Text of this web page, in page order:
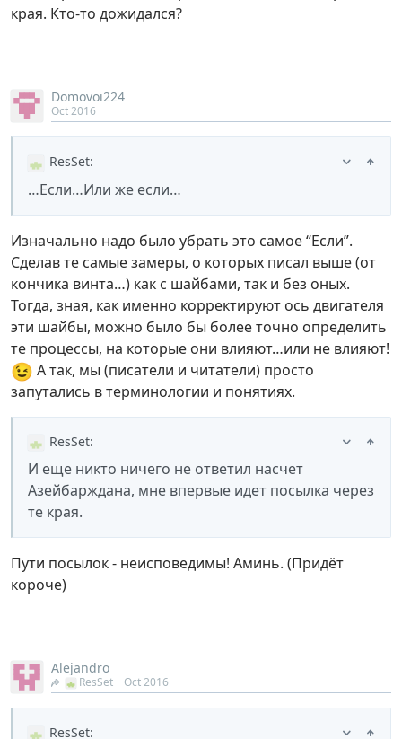
края. Кто-то дожидался?
Domovoi224
Oct 2016
ResSet:
…Если…Или же если…
Изначально надо было убрать это самое “Если”.
Сделав те самые замеры, о которых писал выше (от
кончика винта…) как с шайбами, так и без оных.
Тогда, зная, как именно корректируют ось двигателя
эти шайбы, можно было бы более точно определить
те процессы, на которые они влияют…или не влияют!
😉 А так, мы (писатели и читатели) просто
запутались в терминологии и понятиях.
ResSet:
И еще никто ничего не ответил насчет
Азейбарждана, мне впервые идет посылка через
те края.
Пути посылок - неисповедимы! Аминь. (Придёт
короче)
Alejandro
ResSet Oct 2016
ResSet: